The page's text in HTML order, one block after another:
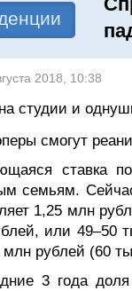
2018, 10:38
студии и
смогут
ставка
семьям.
1,25 млн
или 49–50
млн рублей (60
3 года доля